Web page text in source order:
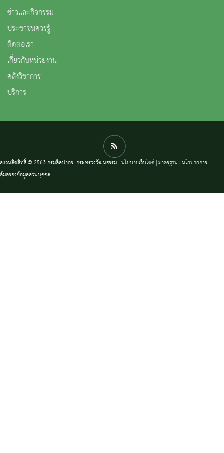
ข่าวและกิจกรรม
ประชาชนควรรู้
ติดต่อเรา
เกี่ยวกับหน่วยงาน
คลังวิชาการ
บริการ
สงวนลิขสิทธิ์ © 2563 กรมศิลปากร. กระทรวงวัฒนธรรม -นโยบายเว็บไซต์|มาตรฐาน |นโยบายการ
คุ้มครองข้อมูลส่วนบุคคล